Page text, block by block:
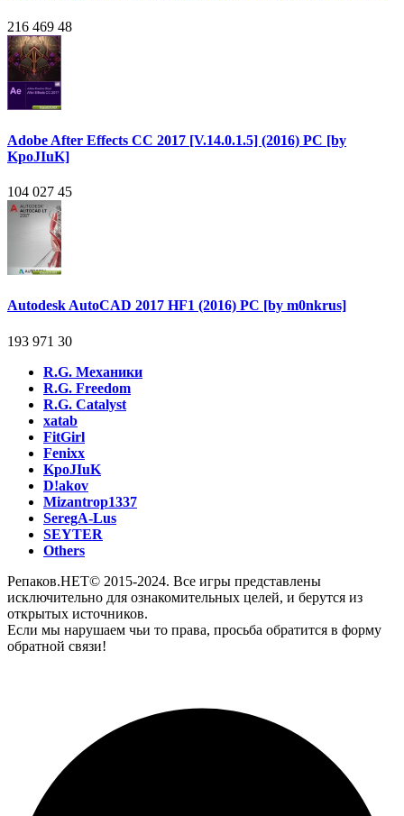
216 469 48
Adobe After Effects CC 2017 [V.14.0.1.5] (2016) PC [by
KpoJIuK]
104 027 45
Autodesk AutoCAD 2017 HF1 (2016) PC [by m0nkrus]
193 971 30
R.G. Механики
R.G. Freedom
R.G. Catalyst
xatab
FitGirl
Fenixx
KpoJIuK
D!akov
Mizantrop1337
SeregA-Lus
SEYTER
Others
Репаков.НЕТ© 2015-2024. Все игры представлены
исключительно для ознакомительных целей, и берутся из
открытых источников.
Если мы нарушаем чьи то права, просьба обратится в форму
обратной связи!